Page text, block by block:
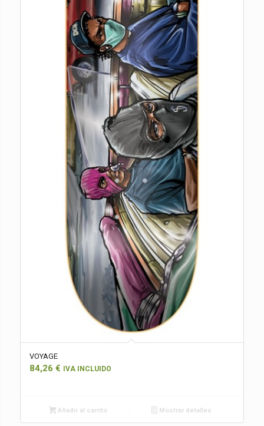
VOYAGE
84,26 € IVA INCLUIDO
Añadir al carrito Mostrar detalles